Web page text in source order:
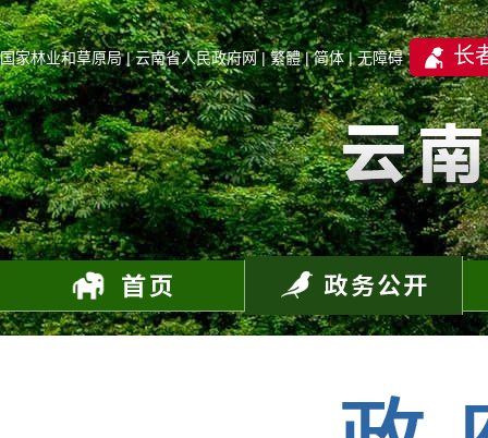
国家林业和草原局|云南省人民政府网|繁體|简体|无障碍 长